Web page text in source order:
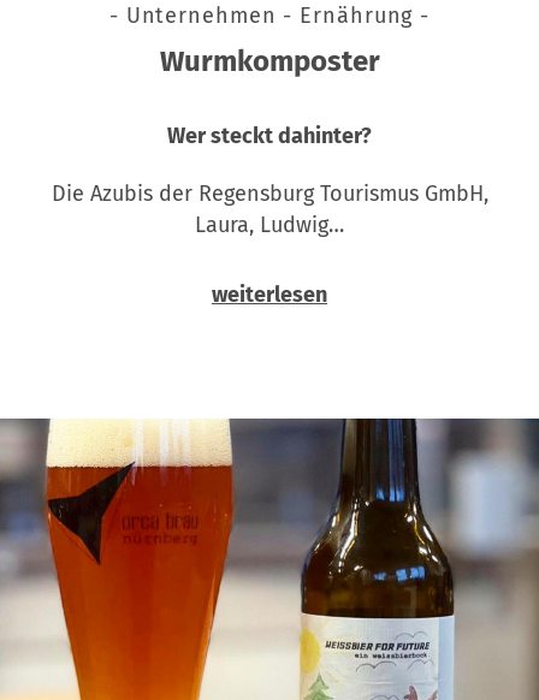
- Unternehmen - Ernährung -
Wurmkomposter
Wer steckt dahinter?
Die Azubis der Regensburg Tourismus GmbH,
Laura, Ludwig…
weiterlesen